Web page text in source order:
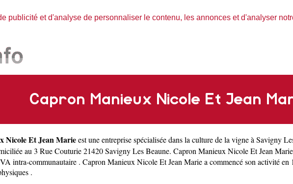
publicité et d'analyse de personnaliser le contenu, les annonces et d'analyser
Capron Manieux Nicole Et Jean
Nicole Et Jean Marieest uneentreprise spécialisée dans la culture de la vigne à Savigny
au 3 Rue Couturie 21420 Savigny Les Beaune. Capron Manieux Nicole Et Jean
intra-communautaire . Capron Manieux Nicole Et Jean Marie a commencé son activité en
.